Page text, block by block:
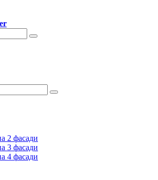
2 фасади
3 фасади
4 фасади